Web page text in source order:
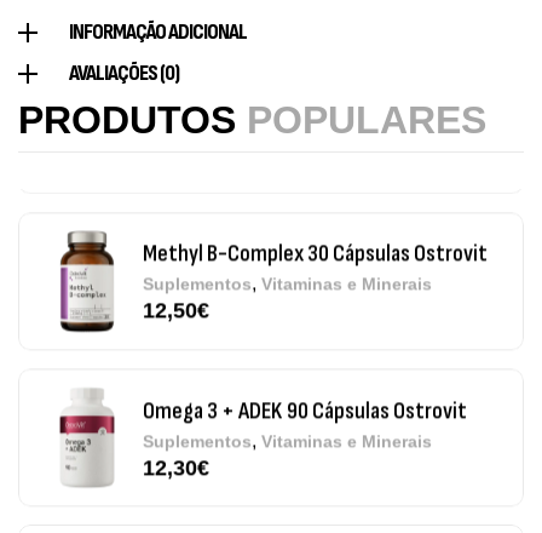
INFORMAÇÃO ADICIONAL
AVALIAÇÕES (0)
PRODUTOS POPULARES
Magnesium + Potassium 20 Comprimidos
Efervescentes Ostrovit
Suplementos ,Vitaminas e Minerais
Suplementos,Vitaminas e Minerais
12,50€
Suplementos,Vitaminas e Minerais
12,30€